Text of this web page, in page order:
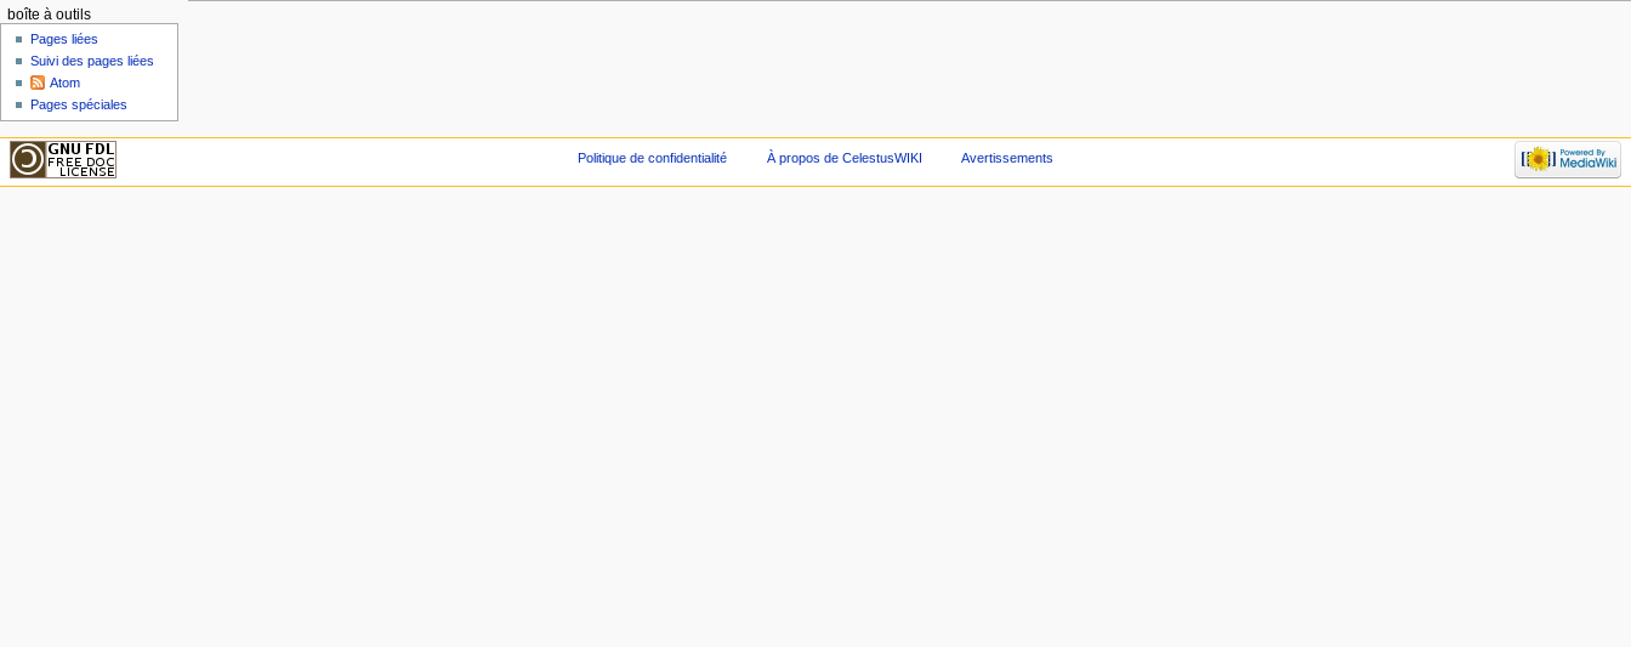
boîte à outils
Pages liées
Suivi des pages liées
Atom
Pages spéciales
Politique de confidentialité À propos de CelestusWIKI Avertissements